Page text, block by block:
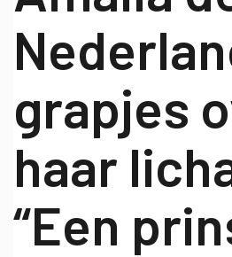
grapjes
haar
“Een